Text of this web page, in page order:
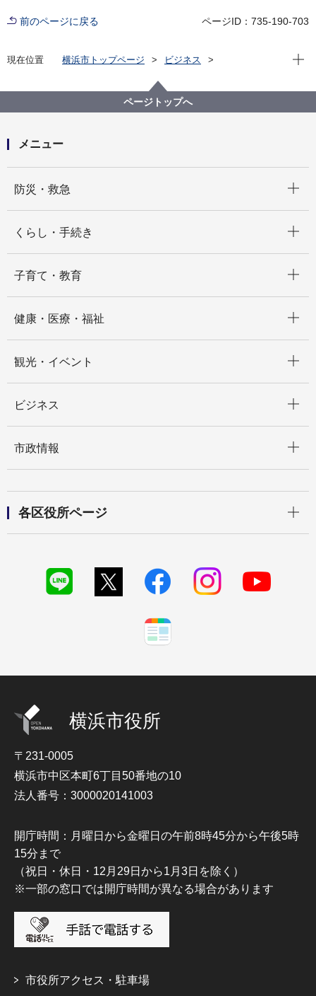
前のページに戻る ページID：735-190-703
現在位置 横浜市トップページ
ビジネス
令和４年４月 市場月報
現在
ページトップへ
メニュー
防災・救急
くらし・手続き
子育て・教育
健康・医療・福祉
観光・イベント
ビジネス
市政情報
各区役所ページ
横浜市役所
〒231-0005
横浜市中区本町6丁目50番地の10
法人番号：3000020141003
開庁時間：月曜日から金曜日の午前8時45分から午後5時
15分まで
（祝日・休日・12月29日から1月3日を除く）
※一部の窓口では開庁時間が異なる場合があります
市役所アクセス・駐車場